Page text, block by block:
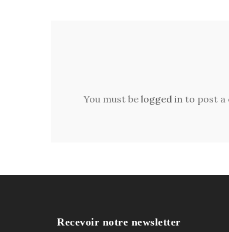
You must be logged in to post a
Recevoir notre newsletter